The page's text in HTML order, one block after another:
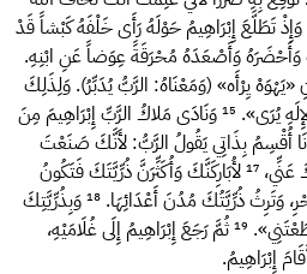
وَإِذْ تَطَلَّعَ إِبْرَاهِيمُ حَوْلَهُ رَأَى خَلْفَهُ كَبْشاً قَدْ
وَأَحْضَرَهُ وَأَصْعَدَهُ مُحْرَقَةً عِوَضاً عَنِ ابْنِهِ.
يِرْأَه» (وَمَعْنَاهُ: الرَّبُّ يُدَبِّرُ). وَلِذَلِكَ
يُرَى». ¹⁵وَنَادَى مَلاكُ الرَّبِّ إِبْرَاهِيمَ مِنَ
أُقْسِمُ بِذَاتِي يَقُولُ الرَّبُّ: لأَنَّكَ صَنَعْتَ
عَنِّي، ¹⁷لأُبَارِكَنَّكَ وَأُكَثِّرَنَّ ذُرِّيَّتَكَ فَتَكُونُ
وَتَرِثُ ذُرِّيَّتُكَ مُدُنَ أَعْدَائِهَا. ¹⁸وَبِذُرِّيَّتِكَ
¹⁹ثُمَّ رَجَعَ إِبْرَاهِيمُ إِلَى غُلَامَيْهِ،
إِبْرَاهِيمُ.